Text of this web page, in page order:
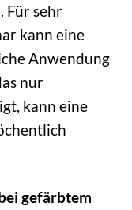
Für sehr
kann eine
Anwendung
nur
kann eine
gefärbtem